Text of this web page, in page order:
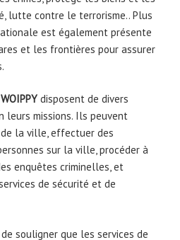
lutte contre le terrorisme.. Plus
est également présente
et les frontières pour assurer
WOIPPY disposent de divers
leurs missions. Ils peuvent
la ville, effectuer des
sur la ville, procéder à
enquêtes criminelles, et
de sécurité et de
souligner que les services de